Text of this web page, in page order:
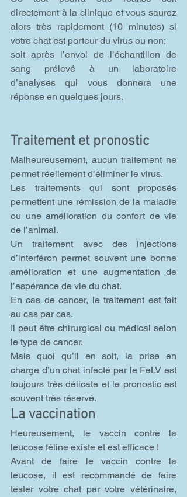
directement à la clinique et vous saurez
alors très rapidement (10 minutes) si
votre chat est porteur du virus ou non;
soit après l’envoi de l’échantillon de
sang prélevé à un laboratoire
d’analyses qui vous donnera une
réponse en quelques jours.
Traitement et pronostic
Malheureusement, aucun traitement ne
permet réellement d’éliminer le virus.
Les traitements qui sont proposés
permettent une rémission de la maladie
ou une amélioration du confort de vie
de l’animal.
Un traitement avec des injections
d’interféron permet souvent une bonne
amélioration et une augmentation de
l’espérance de vie du chat.
En cas de cancer, le traitement est fait
au cas par cas.
Il peut être chirurgical ou médical selon
le type de cancer.
Mais quoi qu’il en soit, la prise en
charge d’un chat infecté par le FeLV est
toujours très délicate et le pronostic est
souvent très réservé.
La vaccination
Heureusement, le vaccin contre la
leucose féline existe et est efficace !
Avant de faire le vaccin contre la
leucose, il est recommandé de faire
tester votre chat par votre vétérinaire,